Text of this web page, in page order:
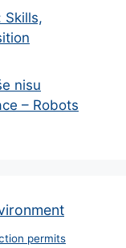
Skills,
nisu
– Robots
permits